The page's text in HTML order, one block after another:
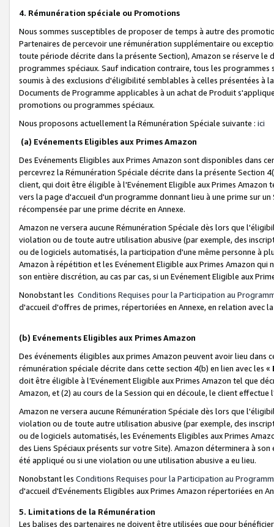
4. Rémunération spéciale ou Promotions
Nous sommes susceptibles de proposer de temps à autre des
Partenaires de percevoir une rémunération supplémentaire ou
toute période décrite dans la présente Section), Amazon se réserve
programmes spéciaux. Sauf indication contraire, tous les
soumis à des exclusions d'éligibilité semblables à celles présentées à
Documents de Programme applicables à un achat de Produit
promotions ou programmes spéciaux.
Nous proposons actuellement la Rémunération Spéciale suivante : ici
(a) Evénements Eligibles aux Primes Amazon
Des Evénements Eligibles aux Primes Amazon sont disponibles dans
percevrez la Rémunération Spéciale décrite dans la présente Section
client, qui doit être éligible à l'Evénement Eligible aux Primes Amazon
vers la page d'accueil d'un programme donnant lieu à une prime sur
récompensée par une prime décrite en Annexe.
Amazon ne versera aucune Rémunération Spéciale dès lors que
violation ou de toute autre utilisation abusive (par exemple, des
ou de logiciels automatisés, la participation d'une même personne à
Amazon à répétition et les Evénement Eligible aux Primes Amazon qui
son entière discrétion, au cas par cas, si un Evénement Eligible aux
Nonobstant les Conditions Requises pour la Participation au
d'accueil d'offres de primes, répertoriées en Annexe, en relation avec
(b) Evénements Eligibles aux Primes Amazon
Des événements éligibles aux primes Amazon peuvent avoir lieu dans
rémunération spéciale décrite dans cette section 4(b) en lien avec les «
doit être éligible à l’Evénement Eligible aux Primes Amazon tel que
Amazon, et (2) au cours de la Session qui en découle, le client
Amazon ne versera aucune Rémunération Spéciale dès lors que
violation ou de toute autre utilisation abusive (par exemple, des
ou de logiciels automatisés, les Evénements Eligibles aux Primes
des Liens Spéciaux présents sur votre Site). Amazon déterminera à
été appliqué ou si une violation ou une utilisation abusive a eu lieu.
Nonobstant les Conditions Requises pour la Participation au
d'accueil d'Evénements Eligibles aux Primes Amazon répertoriées en
5. Limitations de la Rémunération
Les balises des partenaires ne doivent être utilisées que pour